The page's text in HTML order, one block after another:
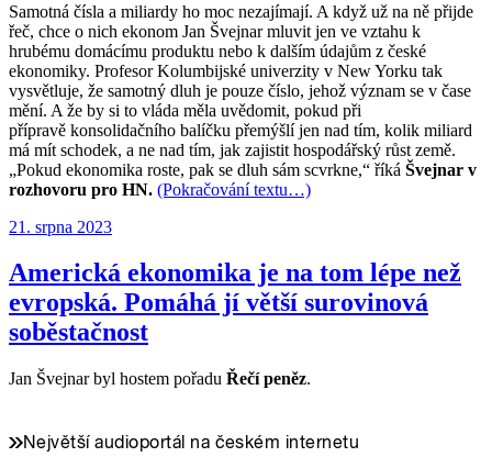
Samotná čísla a miliardy ho moc nezajímají. A když už na ně přijde
řeč, chce o nich ekonom Jan Švejnar mluvit jen ve vztahu k
hrubému domácímu produktu nebo k dalším údajům z české
ekonomiky. Profesor Kolumbijské univerzity v New Yorku tak
vysvětluje, že samotný dluh je pouze číslo, jehož význam se v čase
mění. A že by si to vláda měla uvědomit, pokud při
přípravě konsolidačního balíčku přemýšlí jen nad tím, kolik miliard
má mít schodek, a ne nad tím, jak zajistit hospodářský růst země.
„Pokud ekonomika roste, pak se dluh sám scvrkne,“ říká Švejnar v
rozhovoru pro HN. (Pokračování textu…)
Publikováno:
21. srpna 2023
Americká ekonomika je na tom lépe než
evropská. Pomáhá jí větší surovinová
soběstačnost
Jan Švejnar byl hostem pořadu Řečí peněz.